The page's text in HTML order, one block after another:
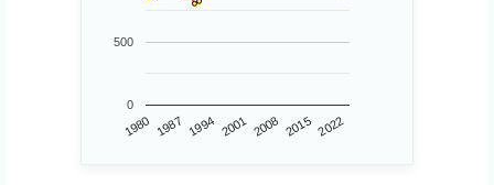
1980 1987 1994 2001 2008 2015 2022
0
500